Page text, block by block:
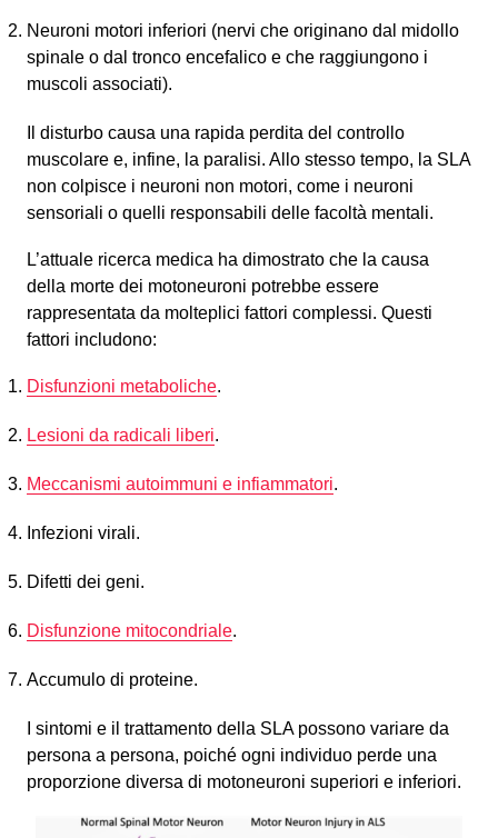
Neuroni motori inferiori (nervi che originano dal midollo
spinale o dal tronco encefalico e che raggiungono i
muscoli associati).
Il disturbo causa una rapida perdita del controllo
muscolare e, infine, la paralisi. Allo stesso tempo, la SLA
non colpisce i neuroni non motori, come i neuroni
sensoriali o quelli responsabili delle facoltà mentali.
L’attuale ricerca medica ha dimostrato che la causa
della morte dei motoneuroni potrebbe essere
rappresentata da molteplici fattori complessi. Questi
fattori includono:
Disfunzioni metaboliche.
Lesioni da radicali liberi.
Meccanismi autoimmuni e infiammatori.
Infezioni virali.
Difetti dei geni.
Disfunzione mitocondriale.
Accumulo di proteine.
I sintomi e il trattamento della SLA possono variare da
persona a persona, poiché ogni individuo perde una
proporzione diversa di motoneuroni superiori e inferiori.